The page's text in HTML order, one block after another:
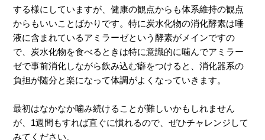
する様にしていますが、健康の観点からも体系維持の観点
からもいいことばかりです。特に炭水化物の消化酵素は唾
液に含まれているアミラーゼという酵素がメインですの
で、炭水化物を食べるときは特に意識的に噛んでアミラー
ゼで事前消化しながら飲み込む癖をつけると、消化器系の
負担が随分と楽になって体調がよくなっていきます。
最初はなかなか噛み続けることが難しいかもしれません
が、1週間もすれば直ぐに慣れるので、ぜひチャレンジして
みてください。